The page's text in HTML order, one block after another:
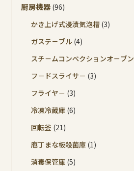
厨房機器 (96)
かき上げ式浸漬気泡槽 (3)
ガステ－ブル (4)
スチ－ムコンベクションオ－ブン
フ－ドスライサ－ (3)
フライヤ－ (3)
冷凍冷蔵庫 (6)
回転釜 (21)
庖丁まな板殺菌庫 (1)
消毒保管庫 (5)